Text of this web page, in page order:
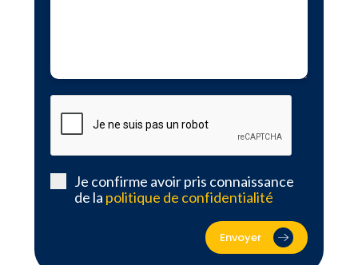
Je confirme avoir pris connaissance
de la politique de confidentialité
Envoyer